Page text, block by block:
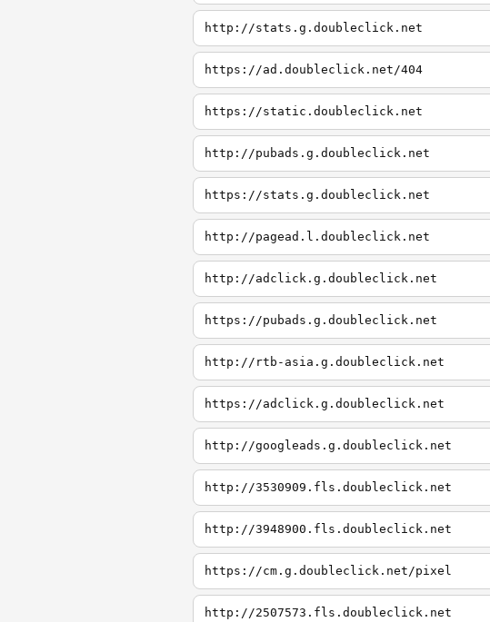
http://stats.g.doubleclick.net
https://ad.doubleclick.net/404
https://static.doubleclick.net
http://pubads.g.doubleclick.net
https://stats.g.doubleclick.net
http://pagead.l.doubleclick.net
http://adclick.g.doubleclick.net
https://pubads.g.doubleclick.net
http://rtb-asia.g.doubleclick.net
https://adclick.g.doubleclick.net
http://googleads.g.doubleclick.net
http://3530909.fls.doubleclick.net
http://3948900.fls.doubleclick.net
https://cm.g.doubleclick.net/pixel
http://2507573.fls.doubleclick.net